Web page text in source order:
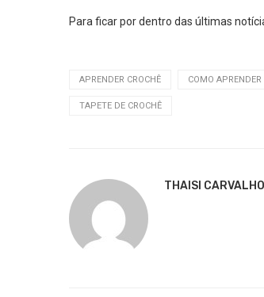
Para ficar por dentro das últimas
APRENDER CROCHÊ COMO APRENDER
TAPETE DE CROCHÊ
THAISI CARVALHO